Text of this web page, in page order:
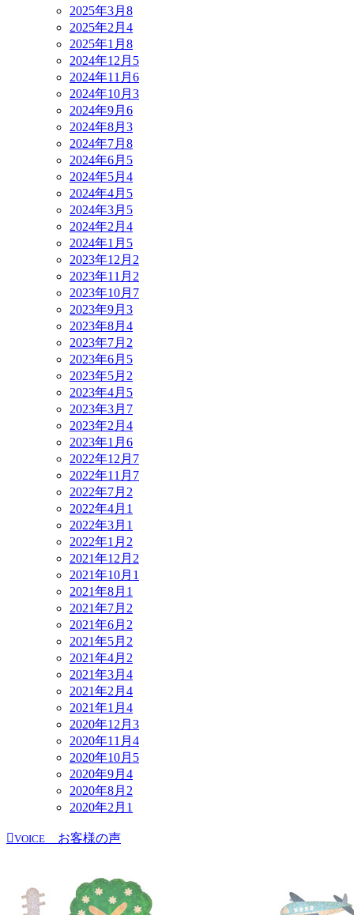
2025年3月 8
2025年2月 4
2025年1月 8
2024年12月 5
2024年11月 6
2024年10月 3
2024年9月 6
2024年8月 3
2024年7月 8
2024年6月 5
2024年5月 4
2024年4月 5
2024年3月 5
2024年2月 4
2024年1月 5
2023年12月 2
2023年11月 2
2023年10月 7
2023年9月 3
2023年8月 4
2023年7月 2
2023年6月 5
2023年5月 2
2023年4月 5
2023年3月 7
2023年2月 4
2023年1月 6
2022年12月 7
2022年11月 7
2022年7月 2
2022年4月 1
2022年3月 1
2022年1月 2
2021年12月 2
2021年10月 1
2021年8月 1
2021年7月 2
2021年6月 2
2021年5月 2
2021年4月 2
2021年3月 4
2021年2月 4
2021年1月 4
2020年12月 3
2020年11月 4
2020年10月 5
2020年9月 4
2020年8月 2
2020年2月 1
VOICE お客様の声